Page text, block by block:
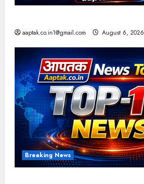
aaptak.co.in1@gmail.com August 6, 2026
Breaking News